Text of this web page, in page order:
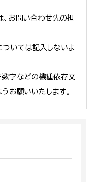
、お問い合わせ先の担
いては記入しないよ
字などの機種依存文
お願いいたします。